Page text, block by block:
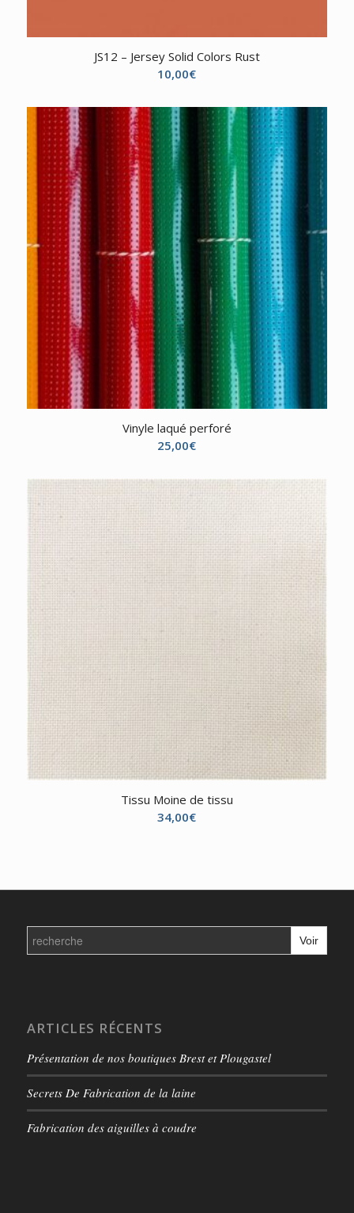
JS12 – Jersey Solid Colors Rust
10,00€
Vinyle laqué perforé
25,00€
Tissu Moine de tissu
34,00€
Search
for:
ARTICLES RÉCENTS
Présentation de nos boutiques Brest et Plougastel
Secrets De Fabrication de la laine
Fabrication des aiguilles à coudre